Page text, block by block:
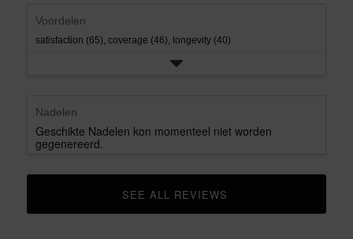
Voordelen
satisfaction (65), coverage (46), longevity (40)
Nadelen
Geschikte Nadelen kon momenteel niet worden
gegenereerd.
CLICK TO GO TO ALL REVIEWS